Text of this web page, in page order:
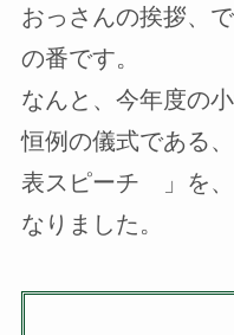
おっさんの挨拶、
の番です。
なんと、今年度の
恒例の儀式である
表スピーチ 」を、
なりました。